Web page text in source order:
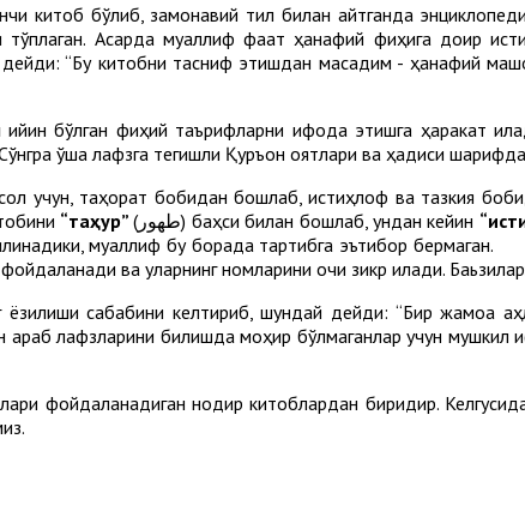
китоб бўлиб, замонавий тил билан айтганда
тўплаган. Асарда муаллиф фақат ҳанафий фиқҳига доир
“Бу китобни тасниф этишдан мақсадим - ҳанафий
фиқҳий таърифларни ифода этишга ҳаракат
ўша лафзга тегишли Қуръон оятлари ва ҳадиси
таҳорат бобидан бошлаб, истиҳлоф ва тазкия
“таҳур” (طهور) баҳси билан бошлаб, ундан кейин
муаллиф бу борада тартибга эътибор
ва уларнинг номларини очиқ зикр қилади.
сабабини келтириб, шундай дейди: “Бир жамоа
араб лафзларини билишда моҳир бўлмаганлар учун
фойдаланадиган нодир китоблардан биридир.